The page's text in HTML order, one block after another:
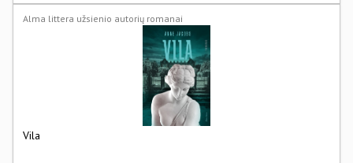
Alma littera užsienio autorių romanai
Vila